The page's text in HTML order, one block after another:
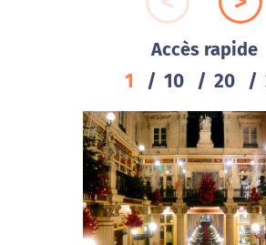
Accès rapide
1 10 20